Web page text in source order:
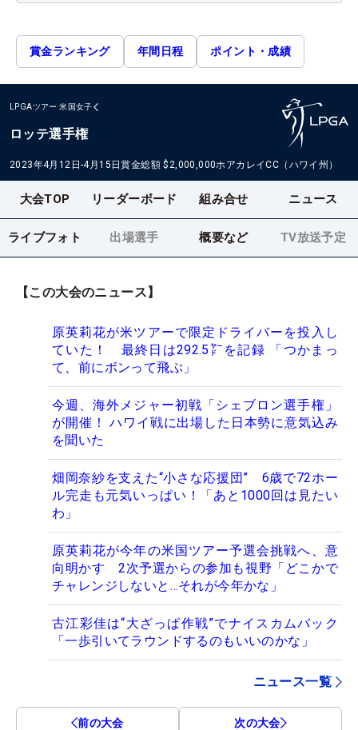
賞金ランキング 年間日程 ポイント・成績
LPGAツアー 米国女子
ロッテ選手権
2023年4月12日-4月15日賞金総額 $2,000,000ホアカレイCC（ハワイ州）
大会TOP リーダーボード 組み合せ ニュース
ライブフォト 出場選手 概要など TV放送予定
【この大会のニュース】
原英莉花が米ツアーで限定ドライバーを投入し
ていた！ 最終日は292.5㍎を記録 「つかまっ
て、前にボンって飛ぶ」
今週、海外メジャー初戦「シェブロン選手権」
が開催！ ハワイ戦に出場した日本勢に意気込み
を聞いた
畑岡奈紗を支えた“小さな応援団” 6歳で72ホー
ル完走も元気いっぱい！「あと1000回は見たい
わ」
原英莉花が今年の米国ツアー予選会挑戦へ、意
向明かす 2次予選からの参加も視野「どこかで
チャレンジしないと…それが今年かな」
古江彩佳は“大ざっぱ作戦”でナイスカムバック
「一歩引いてラウンドするのもいいのかな」
ニュース一覧
前の大会 次の大会